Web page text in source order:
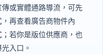
或實體通路導流，可先
再查看廣告商物件內
若你是版位供應商，也
入口。